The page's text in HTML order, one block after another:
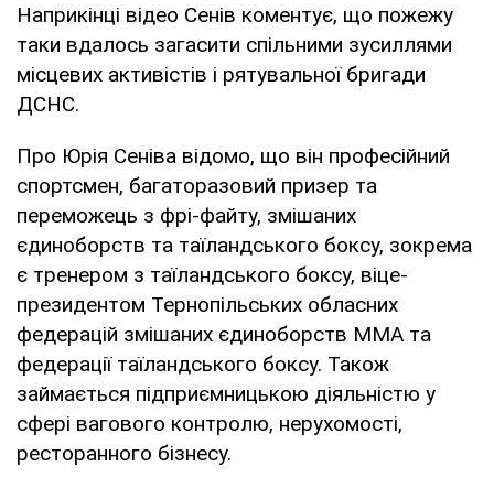
Наприкінці відео Сенів коментує, що пожежу
таки вдалось загасити спільними зусиллями
місцевих активістів і рятувальної бригади
ДСНС.
Про Юрія Сеніва відомо, що він професійний
спортсмен, багаторазовий призер та
переможець з фрі-файту, змішаних
єдиноборств та таїландського боксу, зокрема
є тренером з таїландського боксу, віце-
президентом Тернопільських обласних
федерацій змішаних єдиноборств ММА та
федерації таїландського боксу. Також
займається підприємницькою діяльністю у
сфері вагового контролю, нерухомості,
ресторанного бізнесу.